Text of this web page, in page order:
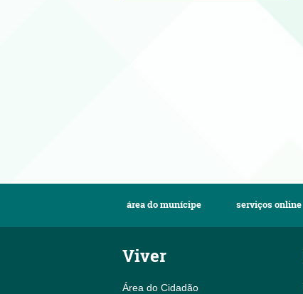
área do munícipe serviços online
Viver
Área do Cidadão